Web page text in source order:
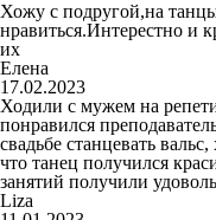
Хожу с подругой,на
нравиться.Интерестно и
их
Елена
17.02.2023
Ходили с мужем на
понравился
свадьбе станцевать
что танец получился
занятий получили
Liza